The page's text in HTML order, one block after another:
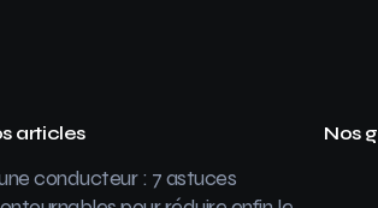
articles
conducteur : 7 astuces
Nos